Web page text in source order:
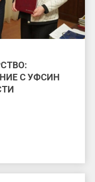
С УФСИН